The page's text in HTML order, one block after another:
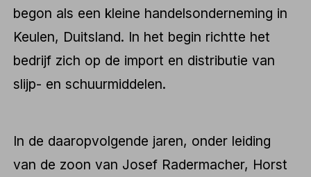
begon als een kleine handelsonderneming in
Keulen, Duitsland. In het begin richtte het
bedrijf zich op de import en distributie van
slijp- en schuurmiddelen.
In de daaropvolgende jaren, onder leiding
van de zoon van Josef Radermacher, Horst